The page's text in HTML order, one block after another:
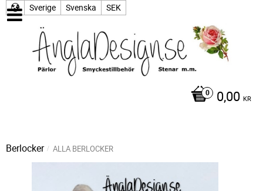
Sverige Svenska SEK
0,00 KR
Berlocker ALLA BERLOCKER